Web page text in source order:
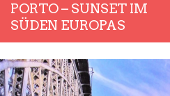
PORTO – SUNSET IM
SÜDEN EUROPAS